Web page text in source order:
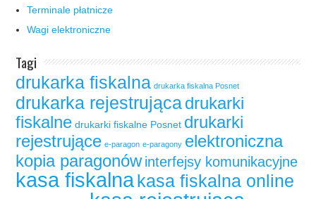
Terminale płatnicze
Wagi elektroniczne
Tagi
drukarka fiskalna drukarka fiskalna Posnet
drukarka rejestrującadrukarki
fiskalne drukarki fiskalne Posnet drukarki
rejestrujące e-paragon e-paragony elektroniczna
kopia paragonów interfejsy komunikacyjne
kasa fiskalnakasa fiskalna online